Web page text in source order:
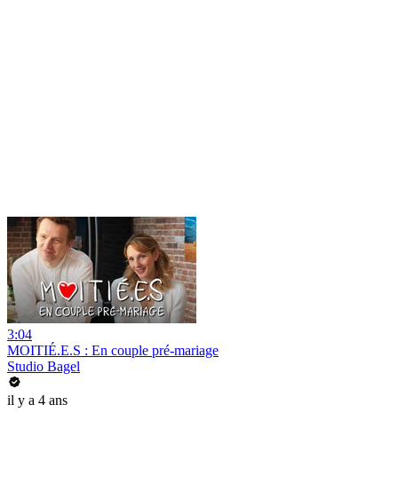
3:04
MOITIÉ.E.S : En couple pré-mariage
Studio Bagel
il y a 4 ans